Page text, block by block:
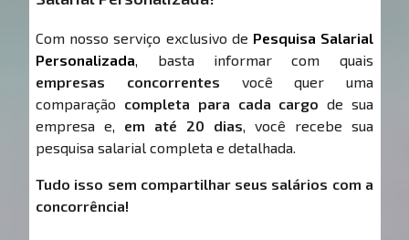
Com nosso serviço exclusivo de Pesquisa Salarial
Personalizada, basta informar com quais
empresas concorrentes você quer uma
comparação completa para cada cargo de sua
empresa e, em até 20 dias, você recebe sua
pesquisa salarial completa e detalhada.
Tudo isso sem compartilhar seus salários com a
concorrência!